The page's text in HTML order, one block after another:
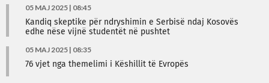
05 MAJ 2025 | 08:45
Kandiq skeptike për ndryshimin e Serbisë ndaj Kosovës
edhe nëse vijnë studentët në pushtet
05 MAJ 2025 | 08:35
​76 vjet nga themelimi i Këshillit të Evropës